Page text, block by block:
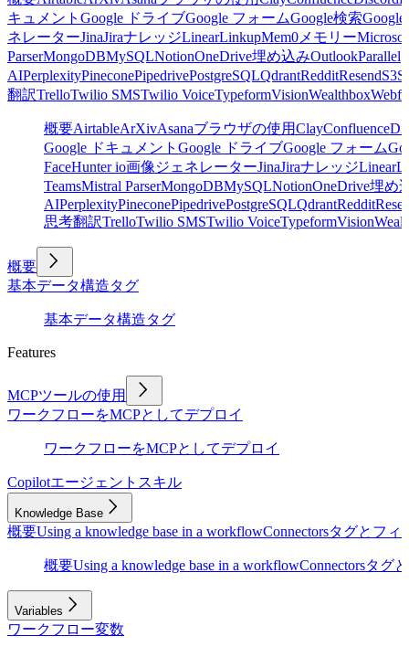
キュメント Google ドライブGoogle フォームGoogle検索
ネレーターJinaJiraナレッジLinearLinkupMem0 メモリー
ParserMongoDBMySQLNotionOneDrive埋め込みOutlookParallel
AIPerplexityPineconePipedrivePostgreSQLQdrantRedditResendS3
翻訳TrelloTwilio SMSTwilio VoiceTypeformVisionWealthbox
概要AirtableArXivAsanaブラウザの使用ClayConfluence
Google ドキュメント Google ドライブGoogle フォーム
FaceHunter io画像ジェネレーターJinaJiraナレッジLinear
TeamsMistral ParserMongoDBMySQLNotionOneDrive埋め
AIPerplexityPineconePipedrivePostgreSQLQdrantReddit
思考翻訳TrelloTwilio SMSTwilio VoiceTypeformVision
概要
基本データ構造タグ
基本データ構造タグ
Features
MCPツールの使用
ワークフローをMCPとしてデプロイ
ワークフローをMCPとしてデプロイ
Copilotエージェントスキル
Knowledge Base
概要Using a knowledge base in a workflowConnectorsタグとフィ
概要Using a knowledge base in a workflowConnectorsタグ
Variables
ワークフロー変数